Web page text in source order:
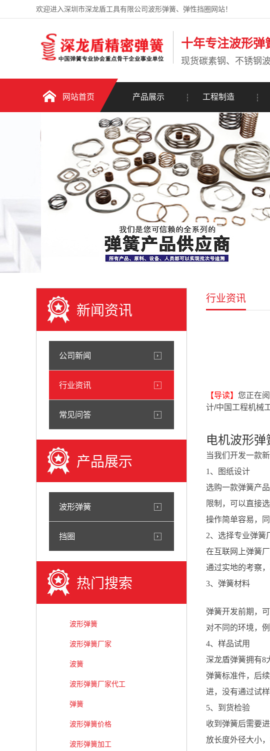
欢迎进入深圳市深龙盾工具有限公司波形弹簧、弹性挡圈网站！
十年专注波形弹
现货碳素钢、不锈钢
网站首页 产品展示 工程制造
新闻资讯
公司新闻
行业资讯
常见问答
产品展示
波形弹簧
挡圈
热门搜索
波形弹簧
波形弹簧厂家
波簧
波形弹簧厂家代工
弹簧
波形弹簧价格
波形弹簧加工
行业资讯
【导读】 您正在
计/中国工程机械
电机波形弹
当我们开发一款
1、图纸设计
选购一款弹簧产
限制，可以直接
操作简单容易，
2、选择专业弹簧
在互联网上弹簧
通过实地的考察
3、弹簧材料
弹簧开发前期，
对不同的环境，
4、样品试用
深龙盾弹簧拥有8
弹簧标准件，后
进，没有通过试
5、到货检验
收到弹簧后需要
放长度外径大小